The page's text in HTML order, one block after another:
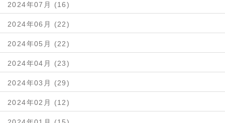
2024年07月 (16)
2024年06月 (22)
2024年05月 (22)
2024年04月 (23)
2024年03月 (29)
2024年02月 (12)